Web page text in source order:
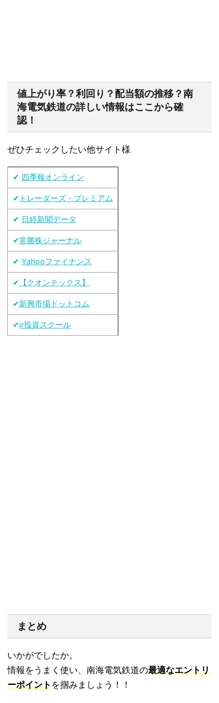
値上がり率？利回り？配当額の推移？南
海電気鉄道の詳しい情報はここから確
認！
ぜひチェックしたい他サイト様
✔ 四季報オンライン
✔ トレーダーズ・プレミアム
✔ 日経新聞データ
✔常勝株ジャーナル
✔ Yahooファイナンス
✔ 【クオンテックス】
✔新興市場ドットコム
✔ir投資スクール
まとめ
いかがでしたか。
情報をうまく使い、南海電気鉄道の最適なエントリ
ーポイントを掴みましょう！！